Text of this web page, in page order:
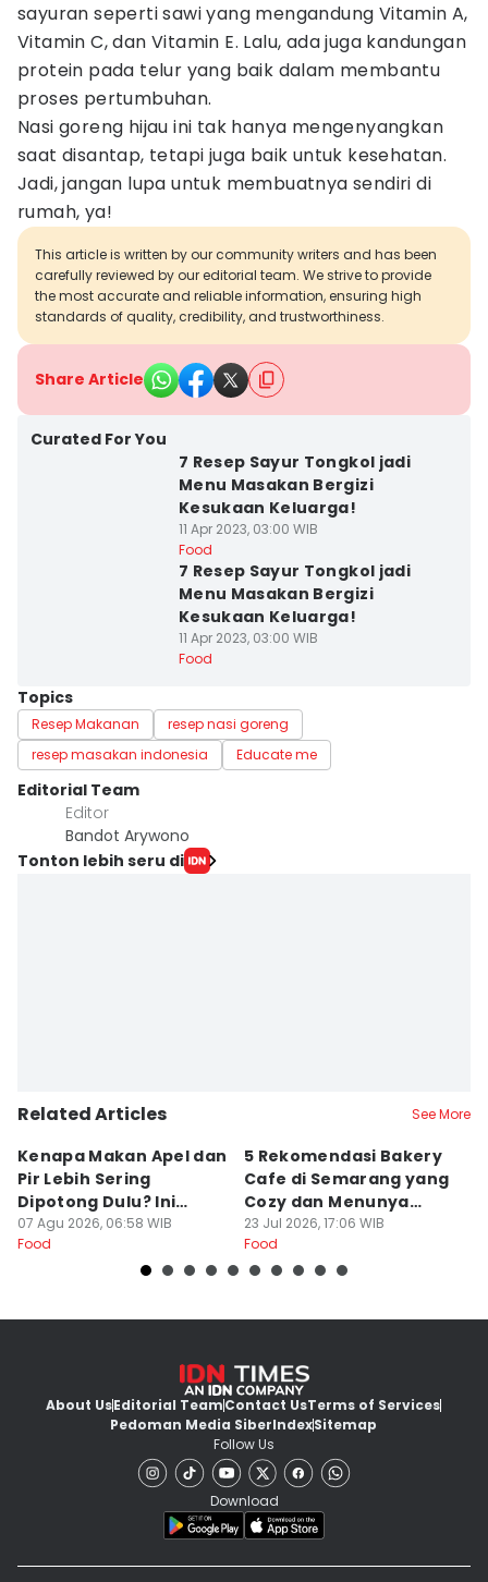
sayuran seperti sawi yang mengandung Vitamin A,
Vitamin C, dan Vitamin E. Lalu, ada juga kandungan
protein pada telur yang baik dalam membantu
proses pertumbuhan.
Nasi goreng hijau ini tak hanya mengenyangkan
saat disantap, tetapi juga baik untuk kesehatan.
Jadi, jangan lupa untuk membuatnya sendiri di
rumah, ya!
This article is written by our community writers and has been
carefully reviewed by our editorial team. We strive to provide
the most accurate and reliable information, ensuring high
standards of quality, credibility, and trustworthiness.
Share Article
Curated For You
7 Resep Sayur Tongkol jadi
Menu Masakan Bergizi
Kesukaan Keluarga!
11 Apr 2023, 03:00 WIB
Food
7 Resep Sayur Tongkol jadi
Menu Masakan Bergizi
Kesukaan Keluarga!
11 Apr 2023, 03:00 WIB
Food
Topics
Resep Makanan
resep nasi goreng
resep masakan indonesia
Educate me
Editorial Team
Editor
Bandot Arywono
Tonton lebih seru di
Related Articles See More
Kenapa Makan Apel dan
Pir Lebih Sering
Dipotong Dulu? Ini
Alasannya
07 Agu 2026, 06:58 WIB
Food
5 Rekomendasi Bakery
Cafe di Semarang yang
Cozy dan Menunya
Yummy
23 Jul 2026, 17:06 WIB
Food
About UsEditorial TeamContact UsTerms of Services
Pedoman Media SiberIndexSitemap
Follow Us
Download